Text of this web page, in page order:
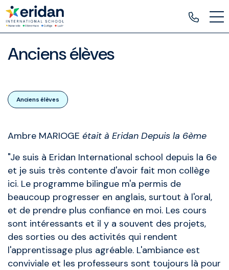
Anciens élèves
Anciens élèves
Ambre MARIOGE était à Eridan Depuis la 6ème
"Je suis à Eridan International school depuis la 6e
et je suis très contente d'avoir fait mon collège
ici. Le programme bilingue m'a permis de
beaucoup progresser en anglais, surtout à l'oral,
et de prendre plus confiance en moi. Les cours
sont intéressants et il y a souvent des projets,
des sorties ou des activités qui rendent
l'apprentissage plus agréable. L'ambiance est
conviviale et les professeurs sont toujours là pour